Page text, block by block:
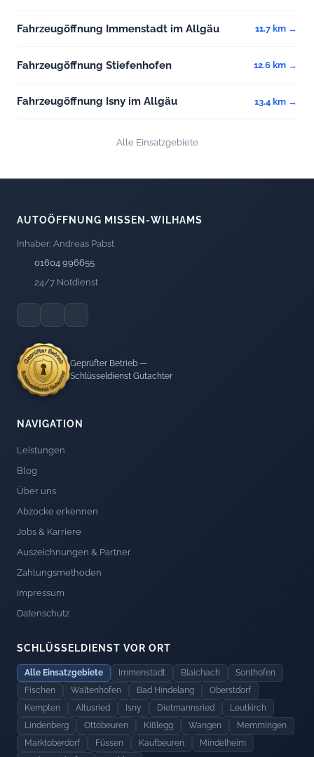
Fahrzeugöffnung Immenstadt im Allgäu 11.7 km →
Fahrzeugöffnung Stiefenhofen 12.6 km →
Fahrzeugöffnung Isny im Allgäu 13.4 km →
Alle Einsatzgebiete
AUTOÖFFNUNG MISSEN-WILHAMS
Inhaber: Andreas Pabst
01604 996655
24/7 Notdienst
Geprüfter Betrieb —
Schlüsseldienst Gutachter
NAVIGATION
Leistungen
Blog
Über uns
Abzocke erkennen
Jobs & Karriere
Auszeichnungen & Partner
Zahlungsmethoden
Impressum
Datenschutz
SCHLÜSSELDIENST VOR ORT
Alle Einsatzgebiete Immenstadt Blaichach
Sonthofen
Fischen
Waltenhofen Bad Hindelang
Oberstdorf
Kempten
Altusried Isny Dietmannsried
Leutkirch
Lindenberg
Ottobeuren Kißlegg Wangen
Memmingen
Marktoberdorf
Füssen Kaufbeuren
Mindelheim